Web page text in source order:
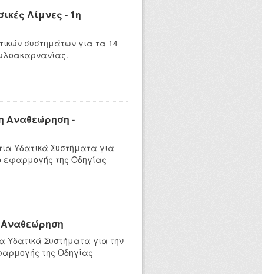
Λίμνες - 1η
συστημάτων για τα 14
Αναθεώρηση -
Υδατικά Συστήματα για
εφαρμογής της Οδηγίας
Υδατικά Συστήματα για την
της Οδηγίας